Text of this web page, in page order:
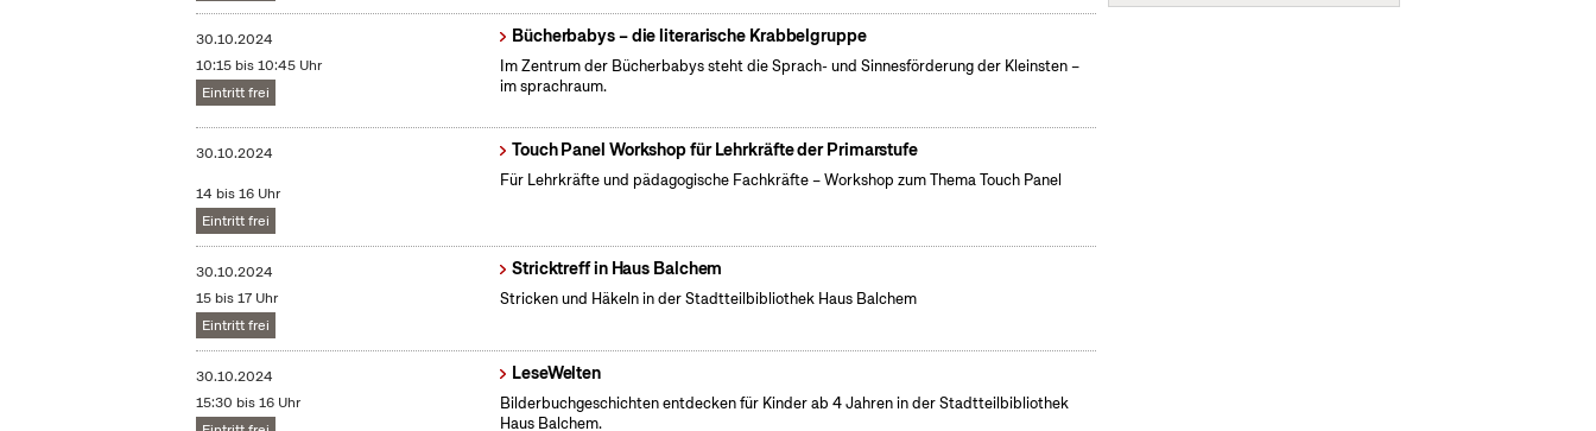
30.10.2024
10:15 bis 10:45 Uhr
Eintritt frei
Bücherbabys – die literarische Krabbelgruppe
Im Zentrum der Bücherbabys steht die Sprach- und Sinnesförderung der Kleinsten –
im sprachraum.
30.10.2024
14 bis 16 Uhr
Eintritt frei
Touch Panel Workshop für Lehrkräfte der Primarstufe
Für Lehrkräfte und pädagogische Fachkräfte – Workshop zum Thema Touch Panel
30.10.2024
15 bis 17 Uhr
Eintritt frei
Stricktreff in Haus Balchem
Stricken und Häkeln in der Stadtteilbibliothek Haus Balchem
30.10.2024
15:30 bis 16 Uhr
LeseWelten
Bilderbuchgeschichten entdecken für Kinder ab 4 Jahren in der Stadtteilbibliothek
Haus Balchem.